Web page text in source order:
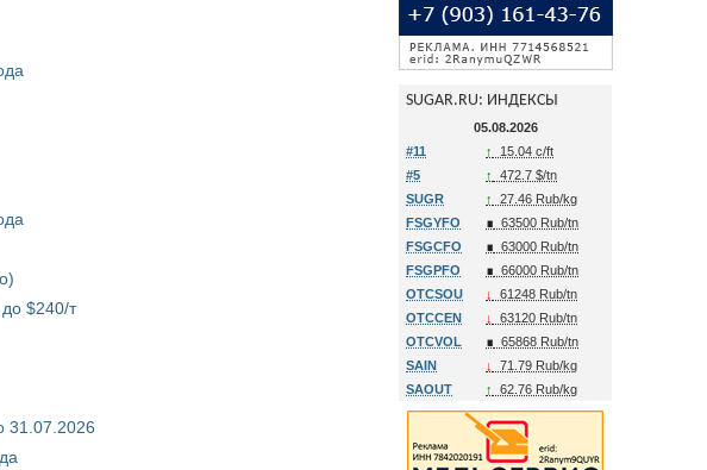
$240/т
31.07.2026
SUGAR.RU: ИНДЕКСЫ
05.08.2026
#11
↑
15.04 c/ft
#5
↑
472.7 $/tn
SUGR
↑
27.46 Rub/kg
FSGYFO
∎ 63500 Rub/tn
FSGCFO
∎ 63000 Rub/tn
FSGPFO
∎ 66000 Rub/tn
OTCSOU
↓
61248 Rub/tn
OTCCEN
↓
63120 Rub/tn
OTCVOL
∎ 65868 Rub/tn
SAIN
↓
71.79 Rub/kg
SAOUT
↑ 62.76 Rub/kg